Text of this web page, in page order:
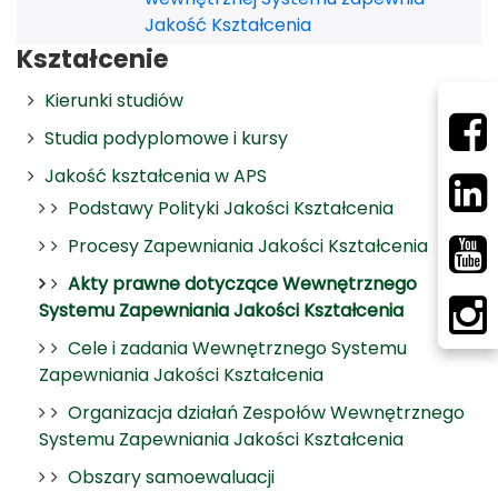
Kształcenie
Kierunki studiów
Studia podyplomowe i kursy
Jakość kształcenia w APS
Podstawy Polityki Jakości Kształcenia
Procesy Zapewniania Jakości Kształcenia
Akty prawne dotyczące Wewnętrznego
Systemu Zapewniania Jakości Kształcenia
Cele i zadania Wewnętrznego Systemu
Zapewniania Jakości Kształcenia
Organizacja działań Zespołów Wewnętrznego
Systemu Zapewniania Jakości Kształcenia
Obszary samoewaluacji
Jakość Kształcenia